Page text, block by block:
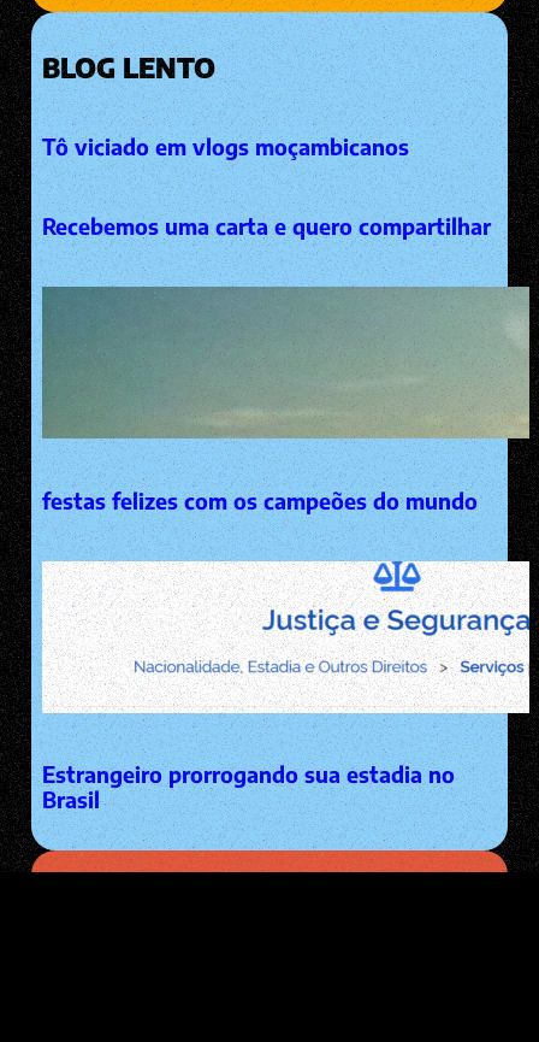
BLOG LENTO
Tô viciado em vlogs moçambicanos
Recebemos uma carta e quero compartilhar
festas felizes com os campeões do mundo
Estrangeiro prorrogando sua estadia no
Brasil